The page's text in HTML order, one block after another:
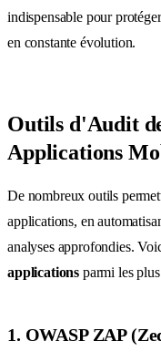
indispensable pour
en constante évolution.
Outils d'Audit
Applications
De nombreux outils
applications, en
analyses approfondies.
applications parmi les
1. OWASP ZAP